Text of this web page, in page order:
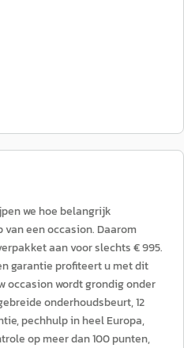
we hoe belangrijk
een occasion. Daarom
aan voor slechts € 995.
garantie profiteert u met dit
occasion wordt grondig onder
onderhoudsbeurt, 12
pechhulp in heel Europa,
op meer dan 100 punten,